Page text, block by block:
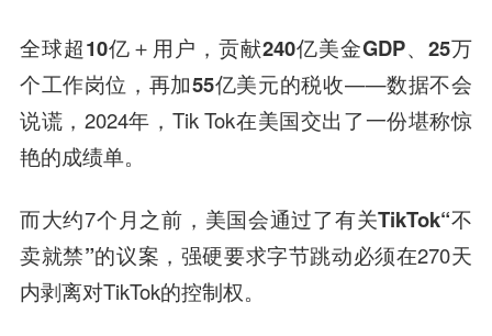
全球超10亿＋用户，贡献240亿美金GDP、25万
个工作岗位，再加55亿美元的税收——数据不会
说谎，2024年，Tik Tok在美国交出了一份堪称惊
艳的成绩单。
而大约7个月之前，美国会通过了有关TikTok“不
卖就禁”的议案，强硬要求字节跳动必须在270天
内剥离对TikTok的控制权。